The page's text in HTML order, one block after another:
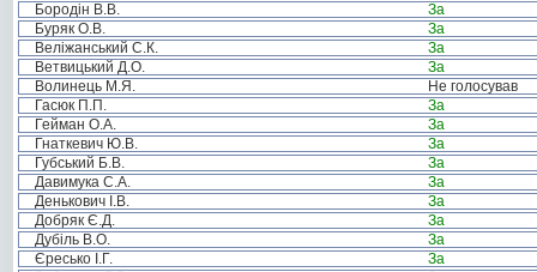
Бородін В.В.
За
Буряк О.В.
За
Веліжанський С.К.
За
Ветвицький Д.О.
За
Волинець М.Я.
Не голосував
Гасюк П.П.
За
Гейман О.А.
За
Гнаткевич Ю.В.
За
Губський Б.В.
За
Давимука С.А.
За
Денькович І.В.
За
Добряк Є.Д.
За
Дубіль В.О.
За
Єресько І.Г.
За